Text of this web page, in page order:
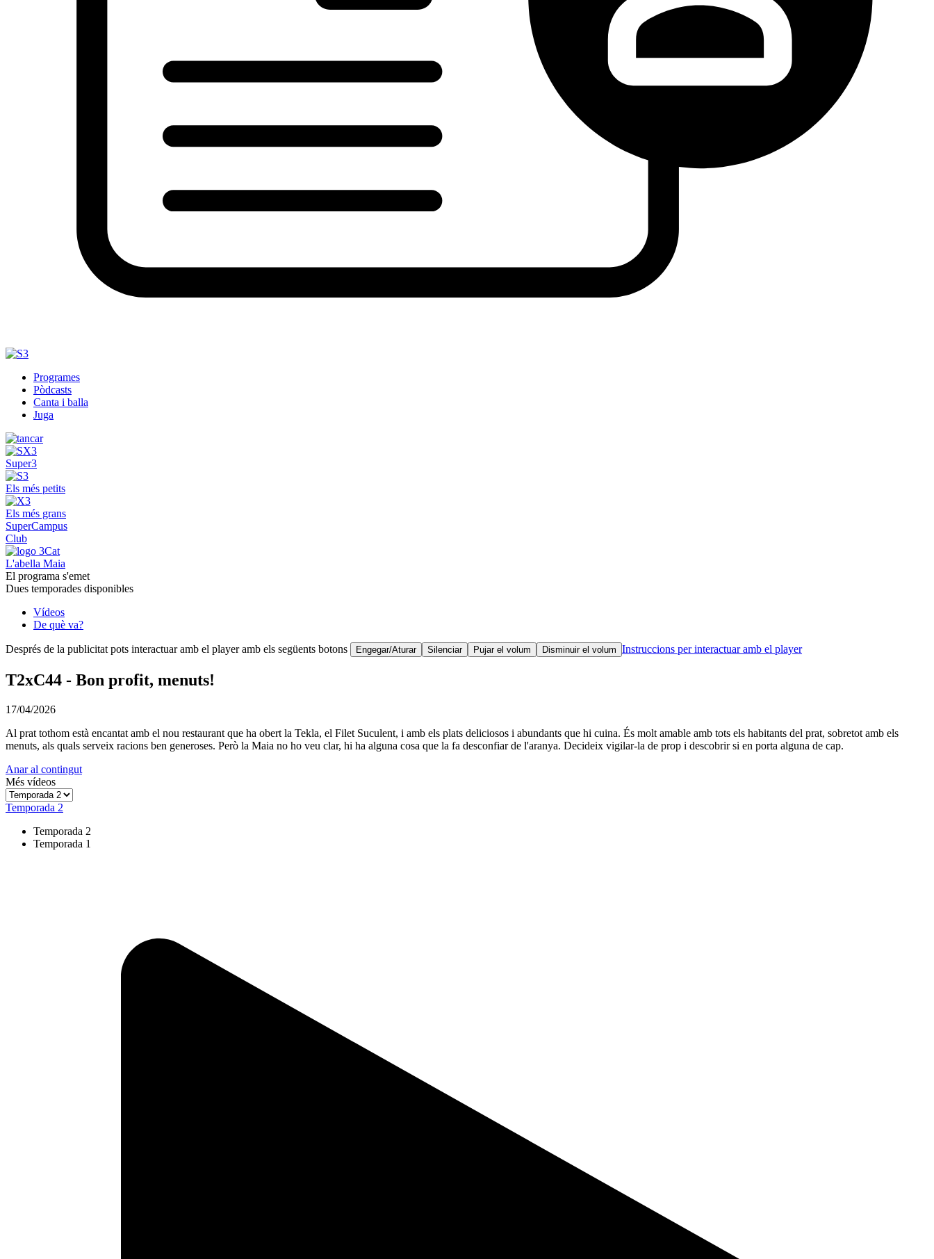
Programes
Pòdcasts
Canta i balla
Juga
Super3
Els més petits
Els més grans
SuperCampus
Club
L'abella Maia
El programa s'emet
Dues temporades disponibles
Vídeos
De què va?
Després de la publicitat pots interactuar amb el player amb els següents botons Engegar/Aturar Silenciar Pujar el volum Disminuir el volum Instruccions per interactuar amb el player
T2xC44 - Bon profit, menuts!
17/04/2026
Al prat tothom està encantat amb el nou restaurant que ha obert la Tekla, el Filet Suculent, i amb els plats deliciosos i abundants que hi cuina. És molt amable amb tots els habitants del prat, sobretot amb els
menuts, als quals serveix racions ben generoses. Però la Maia no ho veu clar, hi ha alguna cosa que la fa desconfiar de l'aranya. Decideix vigilar-la de prop i descobrir si en porta alguna de cap.
Anar al contingut
Més vídeos
Temporada 2
Temporada 2
Temporada 1